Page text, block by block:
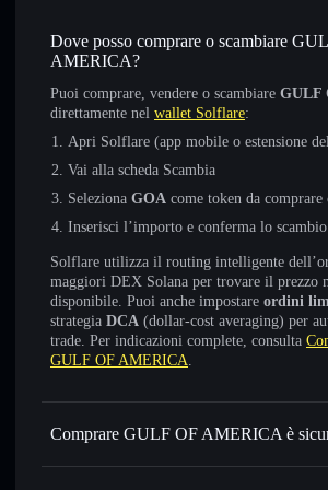
Dove posso comprare o scambiare
AMERICA?
Puoi comprare, vendere o scambiare GULF
direttamente nel wallet Solflare:
Apri Solflare (app mobile o estensione
Vai alla scheda Scambia
Seleziona GOA come token da comprare
Inserisci l’importo e conferma lo scambio
Solflare utilizza il routing intelligente
maggiori DEX Solana per trovare il prezzo
disponibile. Puoi anche impostare ordini
strategia DCA (dollar-cost averaging) per
trade. Per indicazioni complete, consulta
GULF OF AMERICA.
Comprare GULF OF AMERICA è
GULF OF AMERICA non è verificato